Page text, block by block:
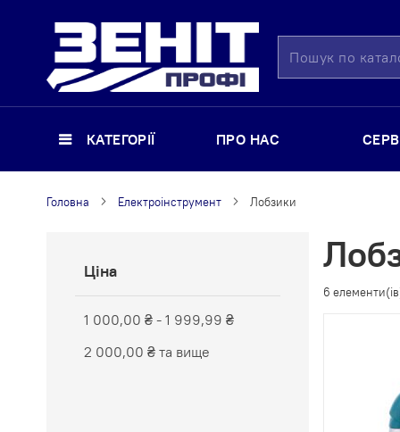
Пошук
КАТЕГОРІЇ ПРО НАС
Головна Електроінструмент Лобзики
6
Ціна
1 000,00 ₴ - 1 999,99 ₴
2 000,00 ₴ та вище